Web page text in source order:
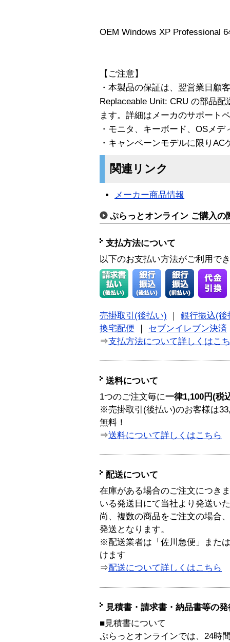
OEM Windows XP Professional
【ご注意】
・本製品の保証は、翌営業日顧
Replaceable Unit: CRU の部品
ます。詳細はメーカのサポート
・モニタ、キーボード、OSメ
・キャンペーンモデルに限り
関連リンク
メーカー商品情報
ぷらっとオンライン ご購入の
支払方法について
以下のお支払い方法がご利用で
売掛取引(後払い)
銀行振込(後
換宅配便
セブンイレブン決済
⇒支払方法について詳しくはこ
送料について
1つのご注文毎に一律1,100円(税
※売掛取引(後払い)のお客様は
無料！
⇒送料について詳しくはこちら
配送について
在庫がある場合のご注文につき
いる発送日にて当社より発送い
尚、複数の商品をご注文の場合
発送となります。
※配送業者は「佐川急便」また
けます
⇒配送について詳しくはこちら
見積書・請求書・納品書等の
■見積書について
ぷらっとオンラインでは、24時